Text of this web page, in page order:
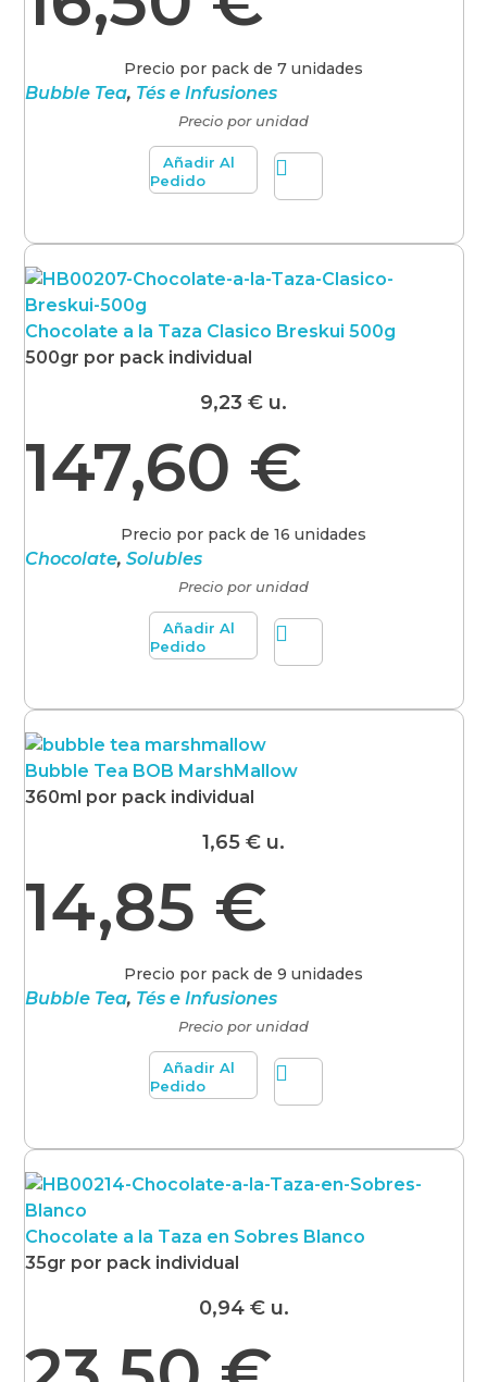
Precio por pack de 7 unidades
Bubble Tea, Tés e Infusiones
Precio por unidad
Añadir Al
Pedido
Chocolate a la Taza Clasico Breskui 500g
500gr por pack individual
9,23 € u.
147,60 €
Precio por pack de 16 unidades
Chocolate, Solubles
Precio por unidad
Añadir Al
Pedido
Bubble Tea BOB MarshMallow
360ml por pack individual
1,65 € u.
14,85 €
Precio por pack de 9 unidades
Bubble Tea, Tés e Infusiones
Precio por unidad
Añadir Al
Pedido
Chocolate a la Taza en Sobres Blanco
35gr por pack individual
0,94 €u.